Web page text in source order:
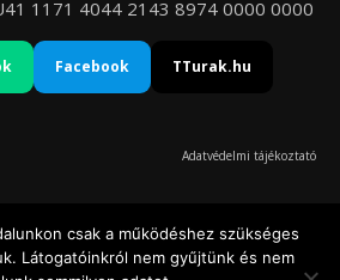
1171 4044 2143 8974 0000 0000
Facebook TTurak.hu
Adatvédelmi tájékoztató
csak a működéshez szükséges
Látogatóinkról nem gyűjtünk és nem